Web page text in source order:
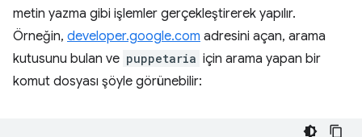
metin yazma gibi işlemler gerçekleştirerek yapılır.
Örneğin, developer.google.com adresini açan, arama
kutusunu bulan ve puppetaria için arama yapan bir
komut dosyası şöyle görünebilir: